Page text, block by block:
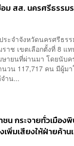
ม สส. นครศรีธรรม
ระจำจังหวัดนครศรีธร
าช เขตเลือกตั้งที่ 8 แ
ษายนที่ผ่านมา โดยนับ
วน 117,717 คน มีผู้ม
ำน...
น กระจายทั่วเมือง
พิ่มเสียงให้ฝ่ายค้าน